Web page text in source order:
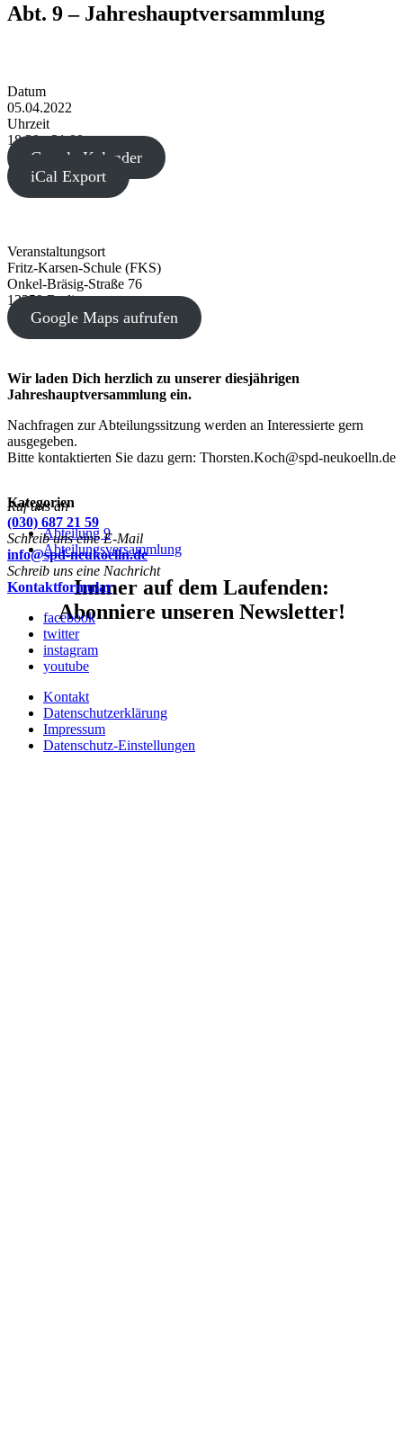
Abt. 9 – Jahreshauptversammlung
Datum
05.04.2022
Uhrzeit
18:30 - 21:00
Google Kalender
iCal Export
Veranstaltungsort
Fritz-Karsen-Schule (FKS)
Onkel-Bräsig-Straße 76
12359 Berlin
Google Maps aufrufen
Wir laden Dich herzlich zu unserer diesjährigen
Jahreshauptversammlung ein.
Nachfragen zur Abteilungssitzung werden an Interessierte gern
ausgegeben.
Bitte kontaktierten Sie dazu gern: Thorsten.Koch@spd-neukoelln.de
Kategorien
Abteilung 9
Abteilungsversammlung
Immer auf dem Laufenden:
Abonniere unseren Newsletter!
Ruf uns an
(030) 687 21 59
Schreib uns eine E-Mail
info@spd-neukoelln.de
Schreib uns eine Nachricht
Kontaktformular
facebook
twitter
instagram
youtube
Kontakt
Datenschutzerklärung
Impressum
Datenschutz-Einstellungen